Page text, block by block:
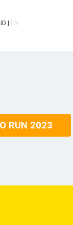
ID EN
RUN 2023